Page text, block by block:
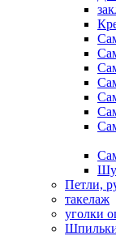
Петли,
такелаж
уголки